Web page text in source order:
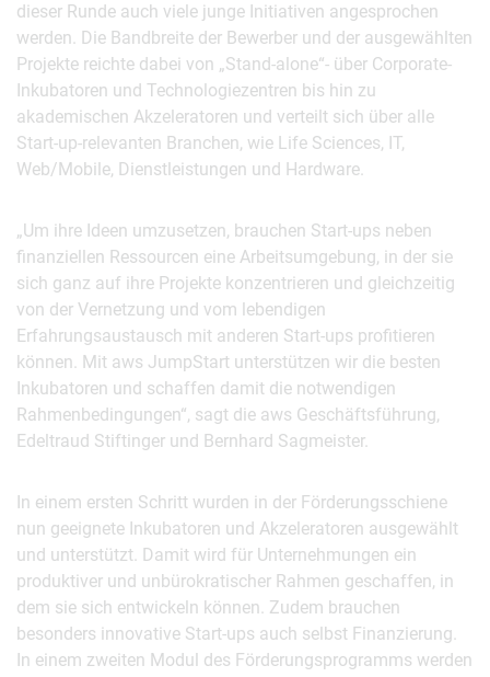
dieser Runde auch viele junge Initiativen angesprochen
werden. Die Bandbreite der Bewerber und der ausgewählten
Projekte reichte dabei von „Stand-alone“- über Corporate-
Inkubatoren und Technologiezentren bis hin zu
akademischen Akzeleratoren und verteilt sich über alle
Start-up-relevanten Branchen, wie Life Sciences, IT,
Web/Mobile, Dienstleistungen und Hardware.
„Um ihre Ideen umzusetzen, brauchen Start-ups neben
finanziellen Ressourcen eine Arbeitsumgebung, in der sie
sich ganz auf ihre Projekte konzentrieren und gleichzeitig
von der Vernetzung und vom lebendigen
Erfahrungsaustausch mit anderen Start-ups profitieren
können. Mit aws JumpStart unterstützen wir die besten
Inkubatoren und schaffen damit die notwendigen
Rahmenbedingungen“, sagt die aws Geschäftsführung,
Edeltraud Stiftinger und Bernhard Sagmeister.
In einem ersten Schritt wurden in der Förderungsschiene
nun geeignete Inkubatoren und Akzeleratoren ausgewählt
und unterstützt. Damit wird für Unternehmungen ein
produktiver und unbürokratischer Rahmen geschaffen, in
dem sie sich entwickeln können. Zudem brauchen
besonders innovative Start-ups auch selbst Finanzierung.
In einem zweiten Modul des Förderungsprogramms werden